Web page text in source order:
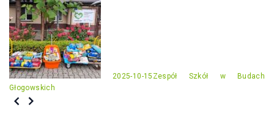
2025-10-15 Zespół Szkół w Budach
Głogowskich